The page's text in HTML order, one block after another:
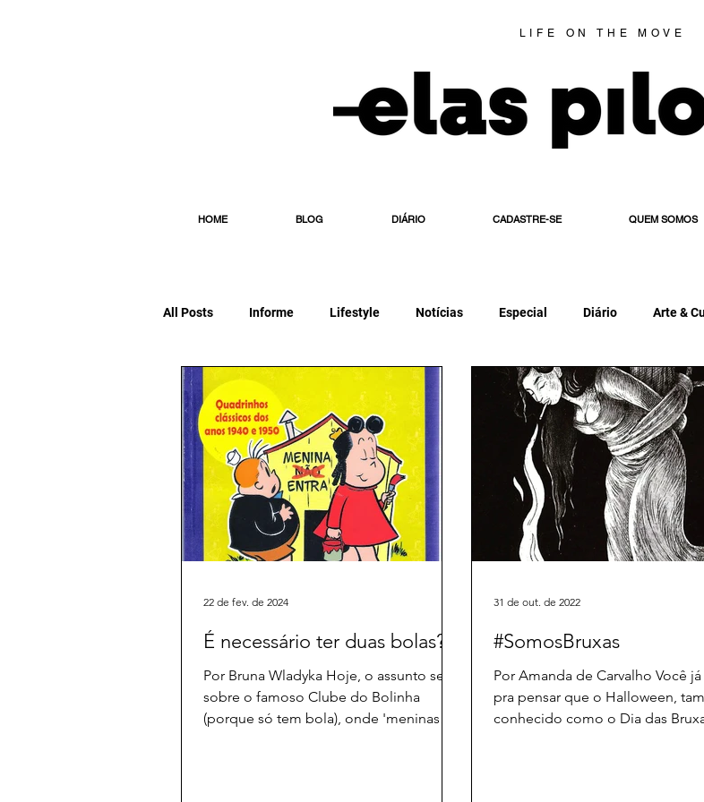
LIFE ON THE MOVE
HOME BLOG DIÁRIO CADASTRE-SE QUEM SOMOS
All Posts Informe Lifestyle Notícias Especial Diário Arte &
Editorial Diário de Habilitação Estradeira Blog Elas
É necessário ter duas bolas?!
Por Bruna Wladyka Hoje, o assunto será
sobre o famoso Clube do Bolinha
(porque só tem bola), onde 'meninas
22 de fev. de 2024
#SomosBruxas
Por Amanda de Carvalho Você já
pra pensar que o Halloween,
conhecido como o Dia das
31 de out. de 2022